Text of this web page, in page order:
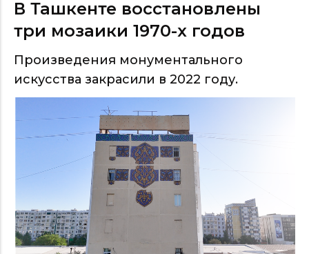
В Ташкенте восстановлены
три мозаики 1970-х годов
Произведения монументального
искусства закрасили в 2022 году.